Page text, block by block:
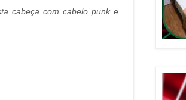
cabeça com cabelo punk e